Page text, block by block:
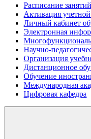
Расписание занятий
Активация
Личный кабинет
Электронная
Научно-
Организация
Дистанционное
Обучение
Международная
Цифровая кафедра